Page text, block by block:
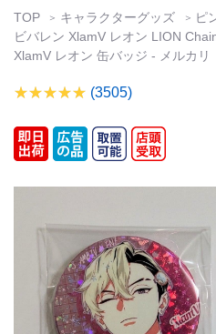
TOP キャラクターグッズ
ピ
ビバレン XlamV レオン LION
XlamV レオン 缶バッジ - メルカリ
(3505)